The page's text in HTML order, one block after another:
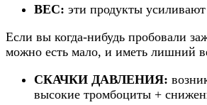
ВЕС: эти продукты
Если вы когда-нибудь пробовали
можно есть мало, и иметь лишний
СКАЧКИ ДАВЛЕНИЯ:
высокие тромбоциты +